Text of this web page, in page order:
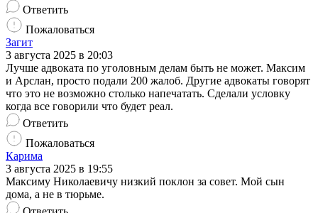
Ответить
Пожаловаться
Загит
3 августа 2025 в 20:03
Лучше адвоката по уголовным делам быть не может. Максим
и Арслан, просто подали 200 жалоб. Другие адвокаты говорят
что это не возможно столько напечатать. Сделали условку
когда все говорили что будет реал.
Ответить
Пожаловаться
Карима
3 августа 2025 в 19:55
Максиму Николаевичу низкий поклон за совет. Мой сын
дома, а не в тюрьме.